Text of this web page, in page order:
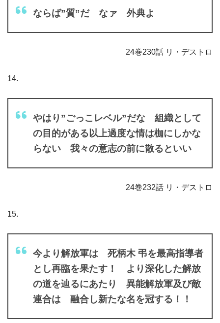
ならば”質”だ なァ 外典よ
24巻230話 リ・デストロ
14.
やはり”ごっこレベル”だな 組織として
の目的がある以上過度な情は枷にしかな
らない 我々の意志の前に散るといい
24巻232話 リ・デストロ
15.
今より解放軍は 死柄木 弔を最高指導者
とし再臨を果たす！ より深化した解放
の道を辿るにあたり 異能解放軍及び敵
連合は 融合し新たな名を冠する！！